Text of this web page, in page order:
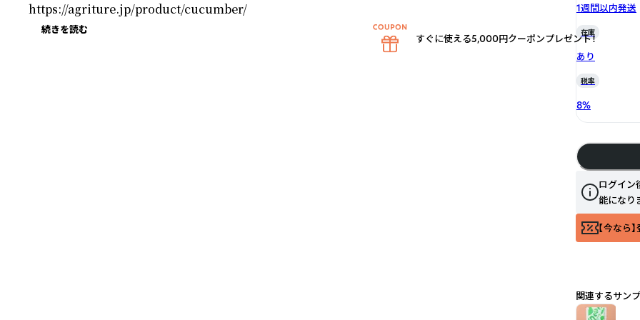
https://agriture.jp/product/cucumber/
続きを読む
1週間以内発送
在庫
あり
税率
8%
ログイン
能になり
【今なら
関連するサン
すぐに使える5,000円クーポンプレゼント！